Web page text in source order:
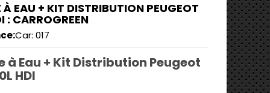
À EAU + KIT DISTRIBUTION PEUGEOT
: CARROGREEN
Car: 017
à Eau + Kit Distribution Peugeot
HDI